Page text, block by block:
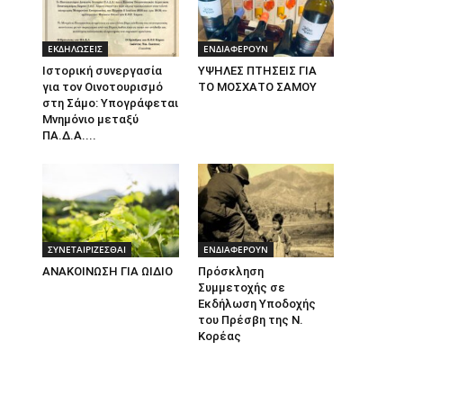
ΕΚΔΗΛΩΣΕΙΣ
Ιστορική συνεργασία
για τον Οινοτουρισμό
στη Σάμο: Υπογράφεται
Μνημόνιο μεταξύ
ΠΑ.Δ.Α....
ΕΝΔΙΑΦΕΡΟΥΝ
ΥΨΗΛΕΣ ΠΤΗΣΕΙΣ ΓΙΑ
ΤΟ ΜΟΣΧΑΤΟ ΣΑΜΟΥ
ΣΥΝΕΤΑΙΡΙΖΕΣΘΑΙ
ΑΝΑΚΟΙΝΩΣΗ ΓΙΑ ΩΙΔΙΟ
ΕΝΔΙΑΦΕΡΟΥΝ
Πρόσκληση
Συμμετοχής σε
Εκδήλωση Υποδοχής
του Πρέσβη της Ν.
Κορέας